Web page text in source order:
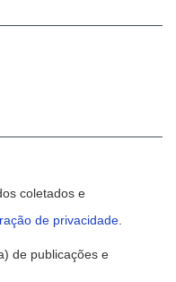
de privacidade.